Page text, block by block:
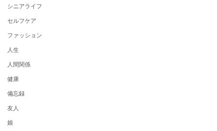
シニアライフ
セルフケア
ファッション
人生
人間関係
健康
備忘録
友人
娘